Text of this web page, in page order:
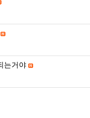
는거야